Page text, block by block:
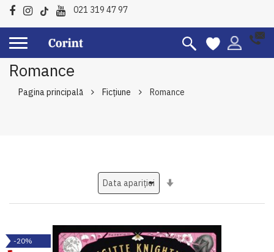
021 319 47 97
Romance
Pagina principală Ficțiune Romance
-20%